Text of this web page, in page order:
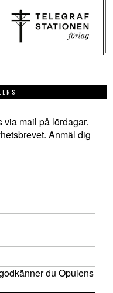
via mail på lördagar.
Anmäl dig
du Opulens